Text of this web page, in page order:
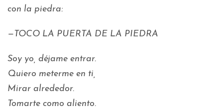
con la piedra:
—TOCO LA PUERTA DE LA PIEDRA
Soy yo, déjame entrar.
Quiero meterme en ti,
Mirar alrededor.
Tomarte como aliento.